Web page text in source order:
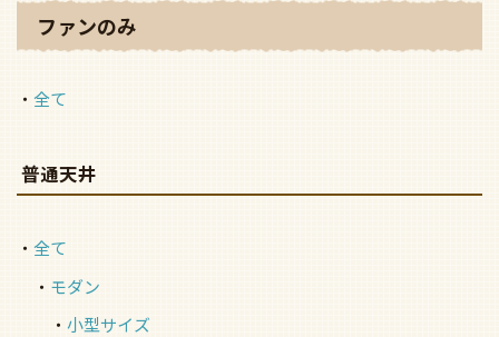
ファンのみ
全て
普通天井
全て
モダン
小型サイズ